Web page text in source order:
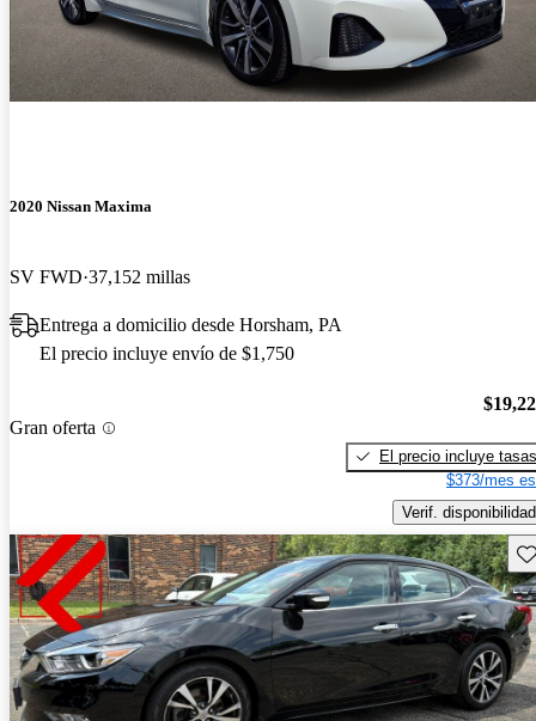
2020 Nissan Maxima
SV FWD 37,152 millas
Entrega a domicilio desde Horsham, PA
El precio incluye envío de $1,750
Gran oferta
El precio incluye tasas
$373/mes
Verif. disponibilidad